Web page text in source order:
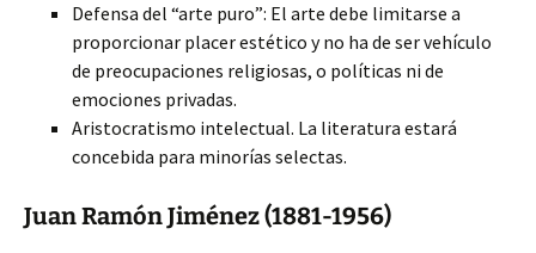
Defensa del “arte puro”: El arte debe limitarse a
proporcionar placer estético y no ha de ser vehículo
de preocupaciones religiosas, o políticas ni de
emociones privadas.
Aristocratismo intelectual. La literatura estará
concebida para minorías selectas.
Juan Ramón Jiménez (1881-1956)